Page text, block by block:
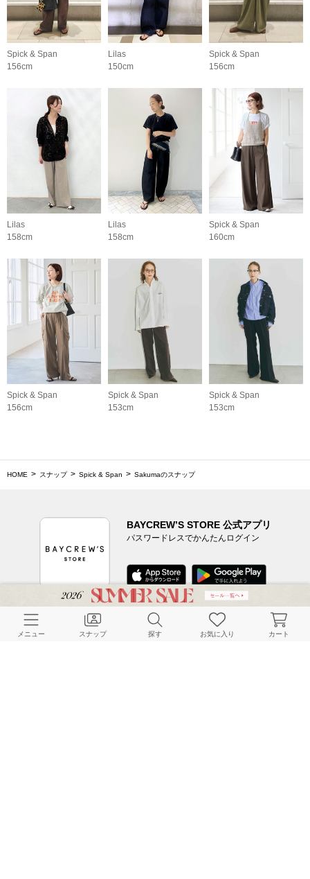
Spick & Span
156cm
Lilas
150cm
Spick & Span
156cm
Lilas
158cm
Lilas
158cm
Spick & Span
160cm
Spick & Span
156cm
Spick & Span
153cm
Spick & Span
153cm
HOME スナップ Spick & Span Sakumaのスナップ
BAYCREW’S STORE 公式アプリ
パスワードレスでかんたんログイン
CUSTOMER SERVICE
メニュー スナップ 探す お気に入り カート